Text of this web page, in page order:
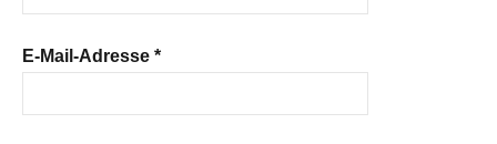
E-Mail-Adresse *